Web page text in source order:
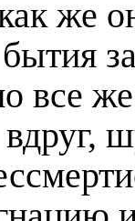
же
все